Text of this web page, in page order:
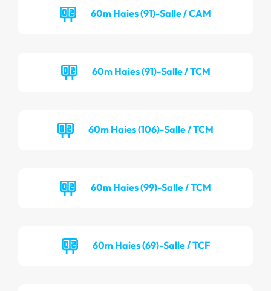
60m Haies (91)-Salle / CAM
60m Haies (91)-Salle / TCM
60m Haies (106)-Salle / TCM
60m Haies (99)-Salle / TCM
60m Haies (69)-Salle / TCF